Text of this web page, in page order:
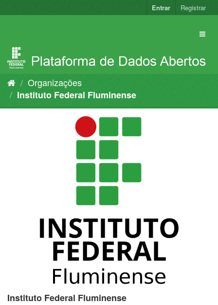
para
Entrar Registrar
Organizações
Instituto Federal Fluminense
Instituto Federal Fluminense